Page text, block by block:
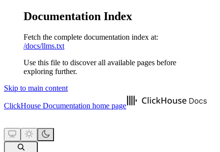
Documentation Index
Fetch the complete documentation index at:
/docs/llms.txt
Use this file to discover all available pages before
exploring further.
Skip to main content
ClickHouse Documentation home page